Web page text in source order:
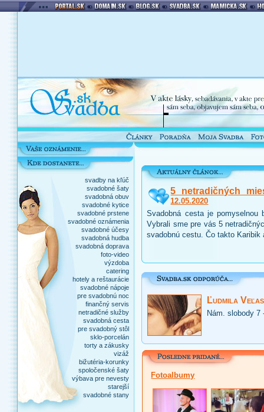
svadby na kľúč
svadobné šaty
svadobná obuv
svadobné kytice
svadobné prstene
svadobné oznámenia
svadobné účesy
svadobná hudba
svadobná doprava
foto-video
výzdoba
catering
hotely a reštaurácie
svadobné nápoje
pre svadobnú noc
finančný servis
netradičné služby
svadobná cesta
pre svadobný stôl
sklo-porcelán
torty a zákusky
vizáž
bižutéria-korunky
spoločenské šaty
výbava pre nevesty
starejší
svadobné stany
5 netradičných
12.05.2020
Svadobná cesta je pomyselnou
Vybrali sme pre vás 5
svadobnú cestu. Čo takto Karibik
Ľudmila
Nám. slobody 7
Fotoalbumy